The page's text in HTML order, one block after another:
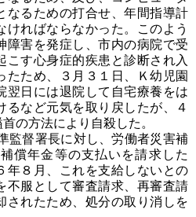
なるための打合せ、年間指導計
ければならなかった。このよう
障害を発症し、市内の病院で受
こす心身症的疾患と診断され入
たため、３月３１日、Ｋ幼児園
翌日には退院して自宅療養をは
るなど元気を取り戻したが、４
の方法により自殺した。
督署長に対し、労働者災害補
償年金等の支払いを請求した
年８月、これを支給しないとの
不服として審査請求、再審査請
されたため、処分の取り消しを